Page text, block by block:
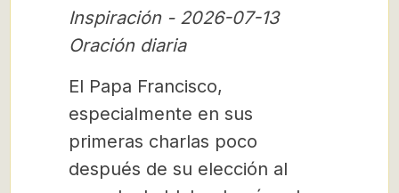
Inspiración - 2026-07-13
Oración diaria
El Papa Francisco,
especialmente en sus
primeras charlas poco
después de su elección al